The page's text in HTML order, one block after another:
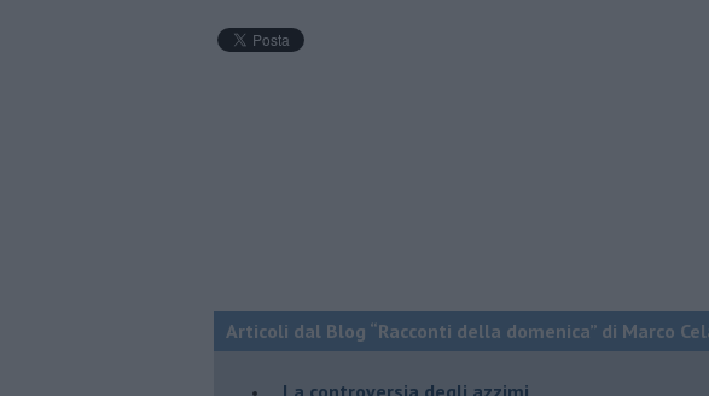
Articoli dal Blog “Racconti della domenica” di Marco
La controversia degli azzimi